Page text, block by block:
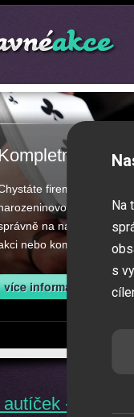
firemní akci,
oslavu či
na našich
nebo kompletní
-
Na
s